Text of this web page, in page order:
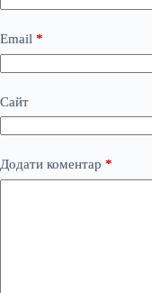
Email *
Сайт
Додати коментар *